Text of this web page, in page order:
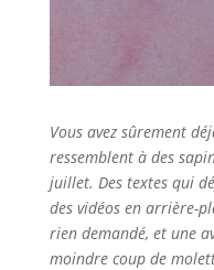
Vous avez sûrement
ressemblent à des
juillet. Des textes qui
des vidéos en arrière-
rien demandé, et une
moindre coup de